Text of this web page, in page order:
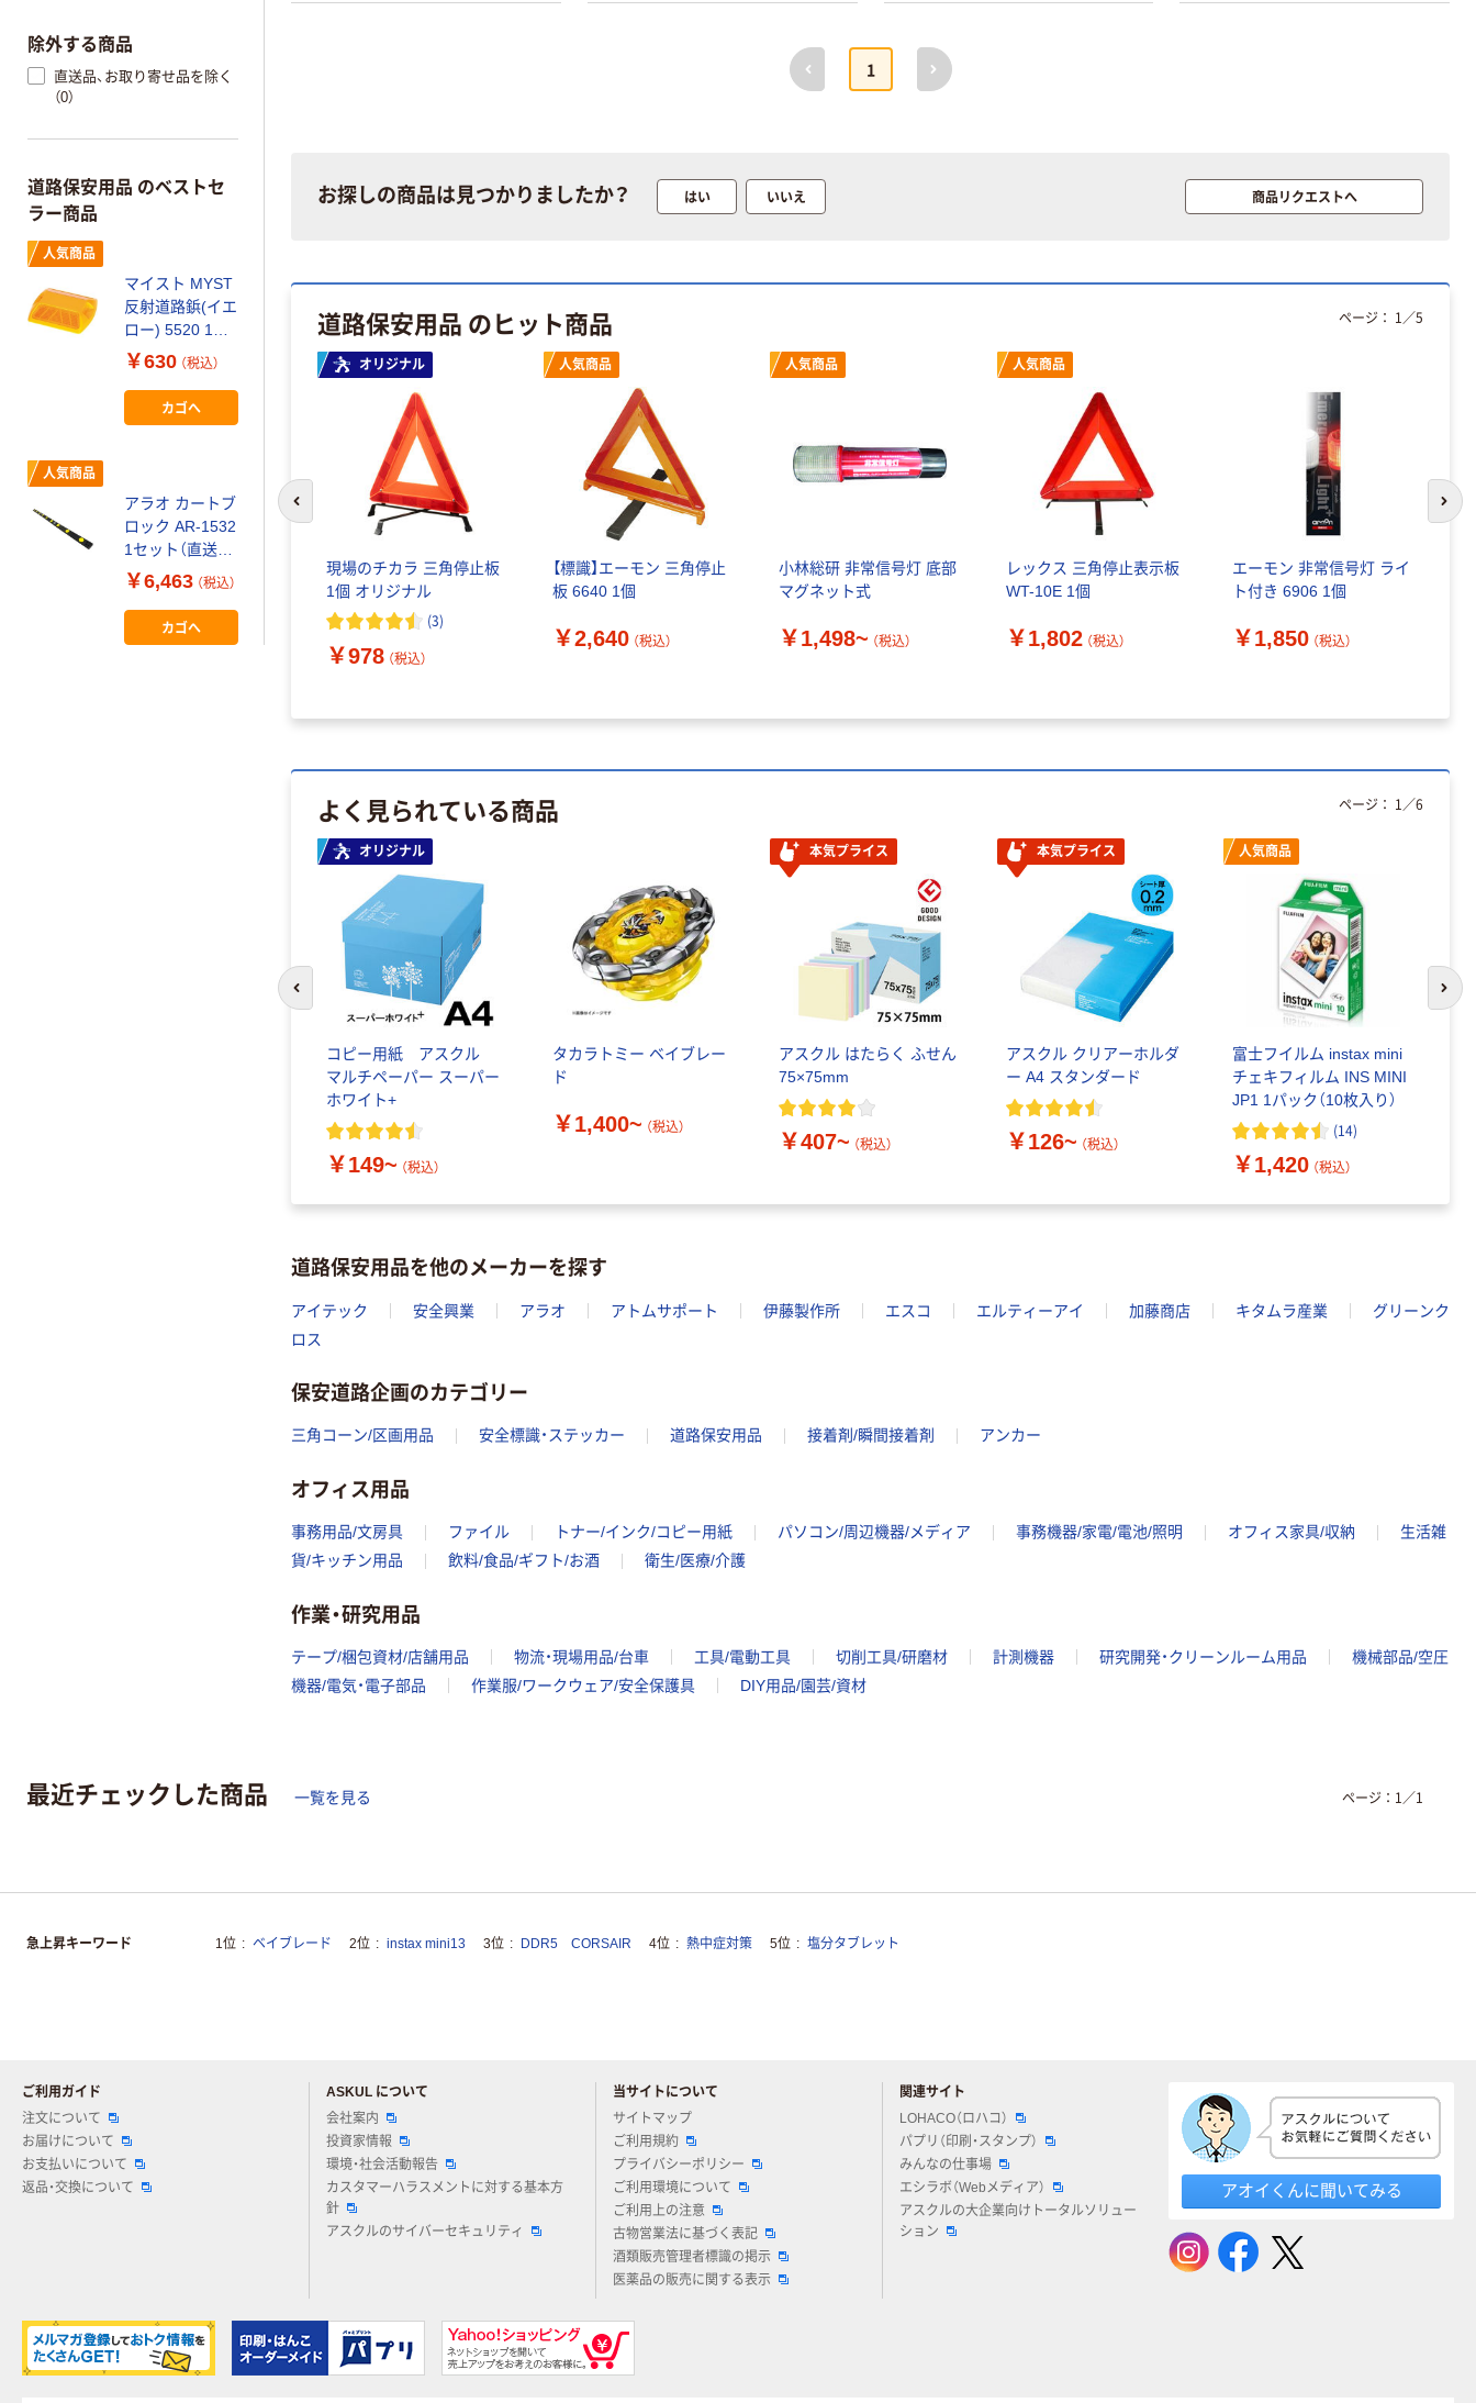
前へ
1
次へ
お探しの商品は見つかりましたか？ はい いいえ 商品リクエストへ
道路保安用品 のヒット商品
オリジナル
現場のチカラ 三角停止板
1個 オリジナル
(3)
￥978 （税込）
人気商品
【標識】エーモン 三角停止
板 6640 1個
￥2,640 （税込）
人気商品
小林総研 非常信号灯 底部
マグネット式
￥1,498~ （税込）
人気商品
レックス 三角停止表示板
WT-10E 1個
￥1,802 （税込）
エーモン 非常信号灯 ライ
ト付き 6906 1個
￥1,850 （税込）
ページ： 1 ／5
前のスライドへ 次
よく見られている商品
オリジナル
コピー用紙 アスクル
マルチペーパー スーパー
ホワイト+
￥149~ （税込）
タカラトミー ベイブレー
ド
￥1,400~ （税込）
本気プライス
アスクル はたらく ふせん
75×75mm
￥407~ （税込）
本気プライス
アスクル クリアーホルダ
ー A4 スタンダード
￥126~ （税込）
人気商品
富士フイルム instax mini
チェキフィルム INS MINI
JP1 1パック（10枚入り）
(14)
￥1,420 （税込）
ページ： 1 ／6
前のスライドへ 次
道路保安用品を他のメーカーを探す
アイテック 安全興業 アラオ アトムサポート 伊藤製作所 エスコ エルティーアイ 加藤商店 キタムラ産業
グリーンク
ロス
保安道路企画のカテゴリー
三角コーン/区画用品 安全標識・ステッカー 道路保安用品 接着剤/瞬間接着剤 アンカー
オフィス用品
事務用品/文房具 ファイル トナー/インク/コピー用紙 パソコン/周辺機器/メディア 事務機器/家電/電池/照明 オフィス家具/収納
生活雑
貨/キッチン用品
飲料/食品/ギフト/お酒 衛生/医療/介護
作業・研究用品
テープ/梱包資材/店舗用品 物流・現場用品/台車 工具/電動工具 切削工具/研磨材 計測機器 研究開発・クリーンルーム用品
機械部品/空圧
機器/電気・電子部品
作業服/ワークウェア/安全保護具 DIY用品/園芸/資材
除外する商品
直送品、お取り寄せ品を除く
（0）
道路保安用品 のベストセ
ラー商品
人気商品
マイスト MYST
反射道路鋲(イエ
ロー) 5520 1個
685-6996（直送
品）
￥630 （税込）
カゴへ
人気商品
アラオ カートブ
ロック AR-1532
1セット（直送
品）
￥6,463 （税込）
カゴへ
最近チェックした商品 一覧を見る ページ： 1 ／1
急上昇キーワード 1位 ベイブレード 2位 instax mini13 3位 DDR5 CORSAIR 4位 熱中症対策 5位 塩分タブレット
ご利用ガイド
注文について
お届けについて
お支払いについて
返品・交換について
ASKUL について
会社案内
投資家情報
環境・社会活動報告
カスタマーハラスメントに対する基本方
針
アスクルのサイバーセキュリティ
当サイトについて
サイトマップ
ご利用規約
プライバシーポリシー
ご利用環境について
ご利用上の注意
古物営業法に基づく表記
酒類販売管理者標識の掲示
医薬品の販売に関する表示
関連サイト
LOHACO（ロハコ）
パプリ（印刷・スタンプ）
みんなの仕事場
エシラボ（Webメディア）
アスクルの大企業向けトータルソリュー
ション
アオイくんに聞いてみる